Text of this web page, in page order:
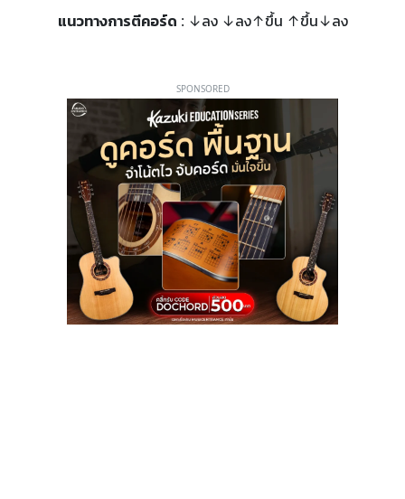
แนวทางการตีคอร์ด : ↓ลง ↓ลง↑ขึ้น ↑ขึ้น↓ลง
SPONSORED